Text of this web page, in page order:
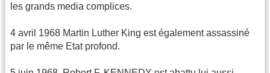
les grands media complices.
4 avril 1968 Martin Luther King est également assassiné
par le même Etat profond.